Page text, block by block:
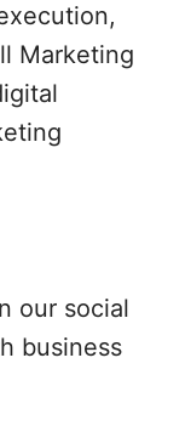
Marketing
our social
business